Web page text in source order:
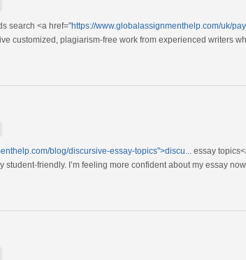
search <a href="https://www.globalassignmenthelp.com/uk/
customized, plagiarism-free work from experienced writers
blog/discursive-essay-topics">discu...
essay
student-friendly. I’m feeling more confident about my essay